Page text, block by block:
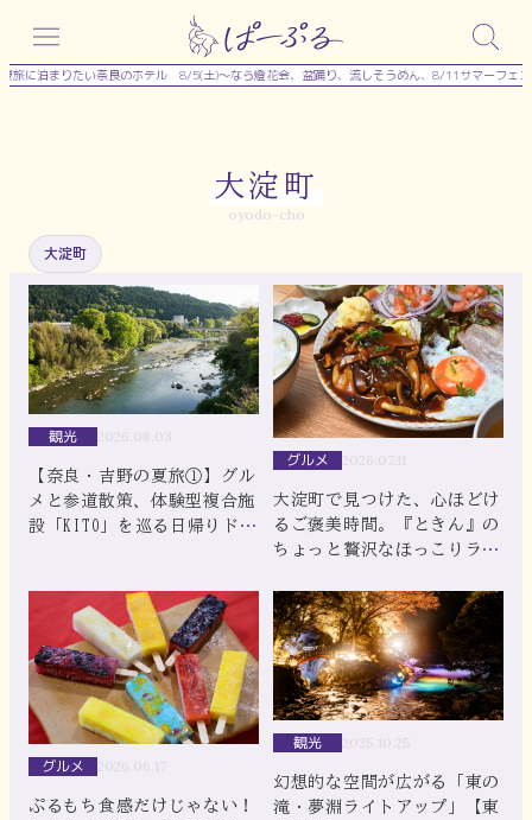
容
に泊まりたい奈良のホテル 8/5(土)～なら燈花会、盆踊り、流しそうめん、8/11サマーフェス
大淀町
oyodo-cho
大淀町
観光
【奈良・吉野の夏旅①】グル
メと参道散策、体験型複合施
設「KITO」を巡る日帰りドラ
グルメ
大淀町で見つけた、心ほどけ
るご褒美時間。『ときん』の
ちょっと贅沢なほっこりラン
グルメ
ぷるもち食感だけじゃない！
観光
幻想的な空間が広がる「東の
滝・夢淵ライトアップ」【東